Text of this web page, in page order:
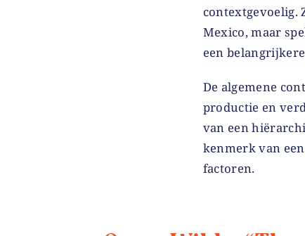
contextgevoelig.
Mexico, maar
een
De algemene
productie en
van een
kenmerk van
factoren.